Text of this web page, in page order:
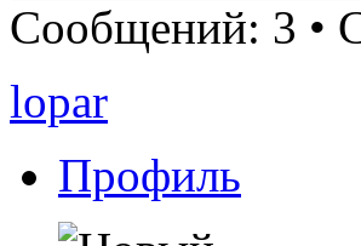
Сообщений: 3 •
lopar
Профиль